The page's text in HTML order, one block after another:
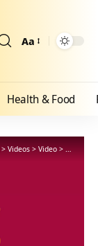
Aa
Health & Food
> Videos > Video > Was ist